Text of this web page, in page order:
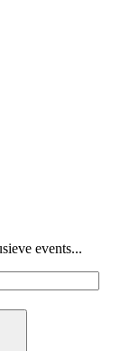
events...